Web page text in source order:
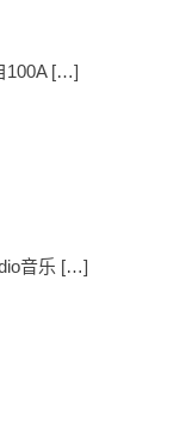
100A […]
音乐 […]